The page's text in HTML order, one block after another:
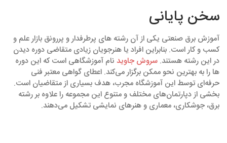
سخن پایانی
آموزش برق صنعتی یکی از آن رشته های پرطرفدار و پر‌رونق بازار علم و
کسب و کار است. بنابراین افراد یا هنرجویان زیادی متقاضی دوره دیدن
در این رشته هستند. سروش جاوید نام آموزشگاهی است که این دوره
ها را به بهترین نحو ممکن برگزار می‌کند. اعطای گواهی معتبر فنی
حرفه‌ای توسط این آموزشگاه مجرب، هدف بسیاری از متقاضیان است.
بخشی از دپارتمان‌های مختلف و متنوع این مجموعه را علاوه بر رشته
برق، جوشکاری، معماری و هنرهای نمایشی تشکیل می‌دهند.